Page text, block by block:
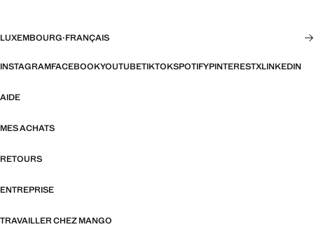
LUXEMBOURG·FRANÇAIS
INSTAGRAMFACEBOOKYOUTUBETIKTOKSPOTIFYPINTERESTXLINKEDIN
AIDE
MES ACHATS
RETOURS
ENTREPRISE
TRAVAILLER CHEZ MANGO